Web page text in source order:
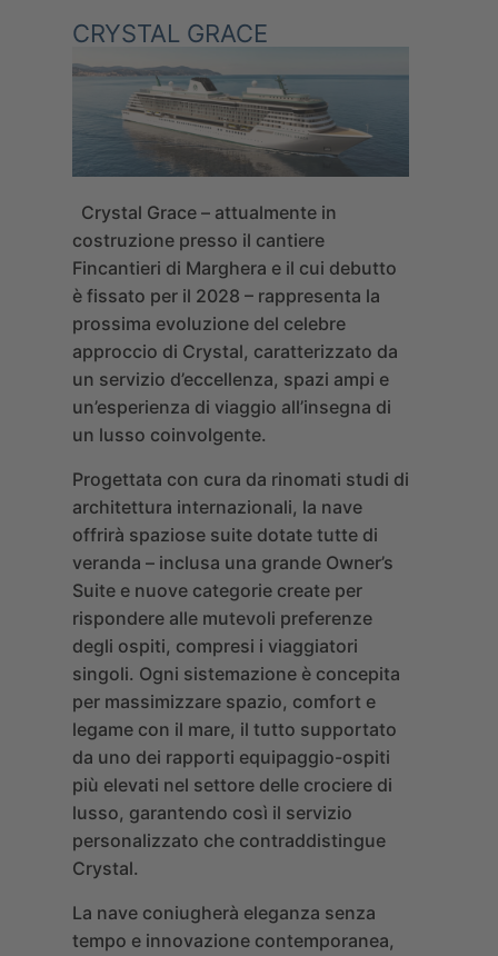
CRYSTAL GRACE
Crystal Grace – attualmente in
costruzione presso il cantiere
Fincantieri di Marghera e il cui debutto
è fissato per il 2028 – rappresenta la
prossima evoluzione del celebre
approccio di Crystal, caratterizzato da
un servizio d’eccellenza, spazi ampi e
un’esperienza di viaggio all’insegna di
un lusso coinvolgente.
Progettata con cura da rinomati studi di
architettura internazionali, la nave
offrirà spaziose suite dotate tutte di
veranda – inclusa una grande Owner’s
Suite e nuove categorie create per
rispondere alle mutevoli preferenze
degli ospiti, compresi i viaggiatori
singoli. Ogni sistemazione è concepita
per massimizzare spazio, comfort e
legame con il mare, il tutto supportato
da uno dei rapporti equipaggio-ospiti
più elevati nel settore delle crociere di
lusso, garantendo così il servizio
personalizzato che contraddistingue
Crystal.
La nave coniugherà eleganza senza
tempo e innovazione contemporanea,